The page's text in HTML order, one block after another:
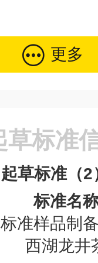
更多
草标准
起草标准（2
标准名
准样品制
西湖龙井